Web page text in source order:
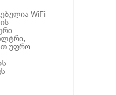
WiFi
უფრო